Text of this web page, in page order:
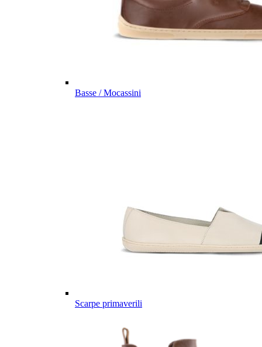
Basse / Mocassini
Scarpe primaverili